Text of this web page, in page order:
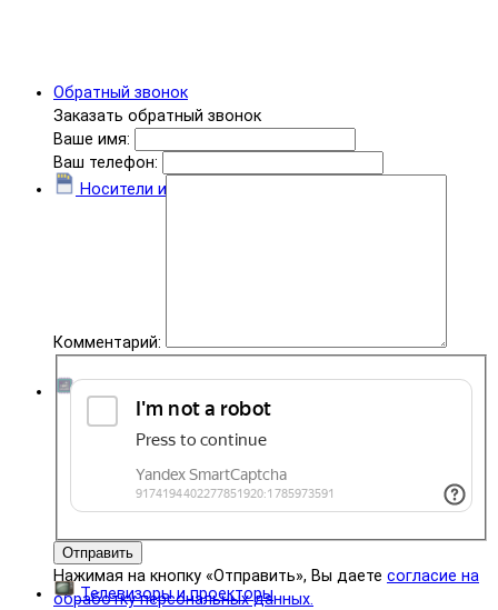
Обратный звонок
Заказать обратный звонок
Ваше имя:
Ваш телефон:
Комментарий:
Отправить
Нажимая на кнопку «Отправить», Вы даете согласие на
обработку персональных данных.
Носители информации
Комплектующие
Телевизоры и проекторы